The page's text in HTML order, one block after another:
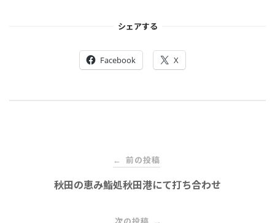
シェアする
Facebook X
← 前の投稿
秋田の恵み鮨処秋田港にて打ち合わせ
次の投稿